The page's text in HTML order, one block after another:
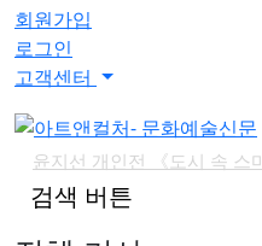
회원가입
로그인
고객센터
윤지선 개인전 《도시 속 스
'가우디: 서울에서 다시 태어
검색 버튼